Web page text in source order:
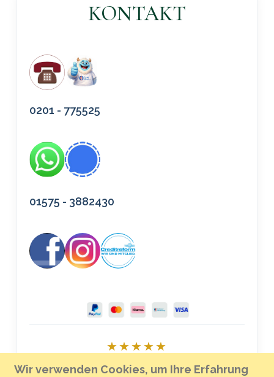
Wir verwenden Cookies, um Ihre Erfahrung
KONTAKT
0201 - 775525
01575 - 3882430
★★★★★
Bei Google bewerten